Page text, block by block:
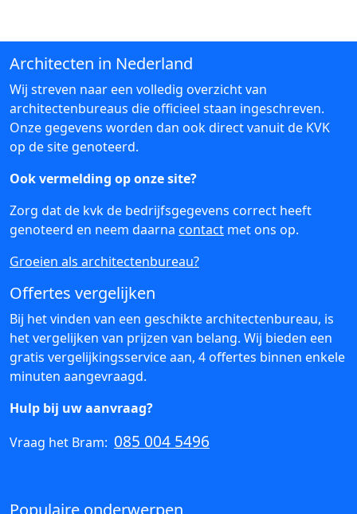
Architecten in Nederland
Wij streven naar een volledig overzicht van
architectenbureaus die officieel staan ingeschreven.
Onze gegevens worden dan ook direct vanuit de KVK
op de site genoteerd.
Ook vermelding op onze site?
Zorg dat de kvk de bedrijfsgegevens correct heeft
genoteerd en neem daarna contact met ons op.
Groeien als architectenbureau?
Offertes vergelijken
Bij het vinden van een geschikte architectenbureau, is
het vergelijken van prijzen van belang. Wij bieden een
gratis vergelijkingsservice aan, 4 offertes binnen enkele
minuten aangevraagd.
Hulp bij uw aanvraag?
Vraag het Bram: 085 004 5496
Populaire onderwerpen